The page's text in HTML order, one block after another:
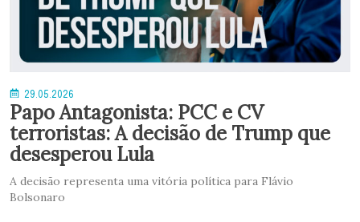
29.05.2026
Papo Antagonista: PCC e CV
terroristas: A decisão de Trump que
desesperou Lula
A decisão representa uma vitória política para Flávio
Bolsonaro